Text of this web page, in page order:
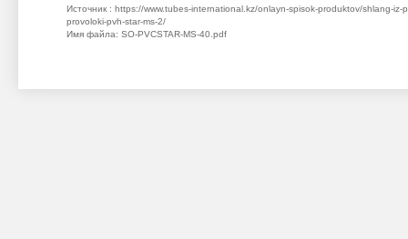
Источник : https://www.tubes-international.kz/onlayn-spisok-produktov/shlang-
provoloki-pvh-star-ms-2/
Имя файла: SO-PVCSTAR-MS-40.pdf